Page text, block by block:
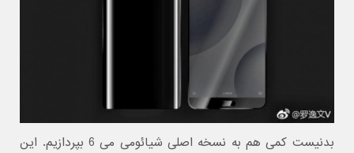
بدنیست کمی هم به نسخه اصلی شیائومی می 6 بپردازیم. این